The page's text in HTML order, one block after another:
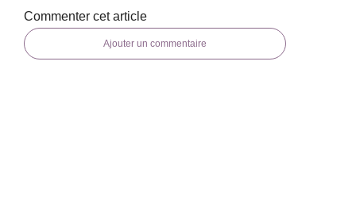
Commenter cet article
Ajouter un commentaire